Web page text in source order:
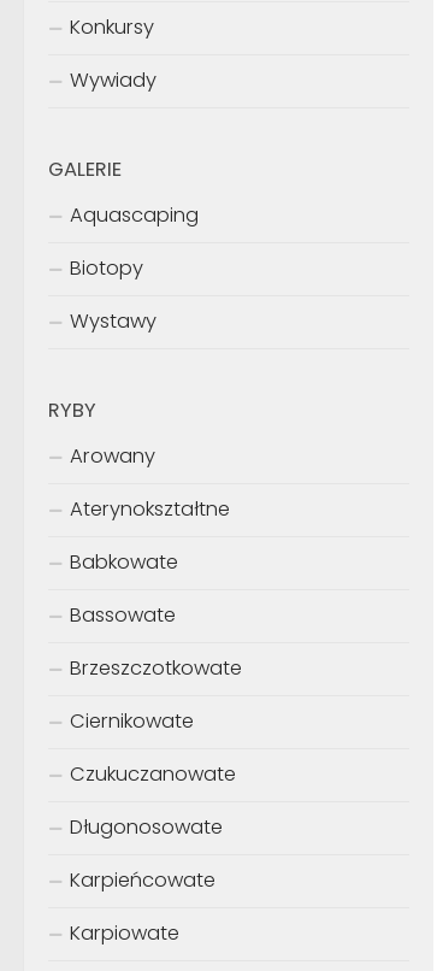
Konkursy
Wywiady
GALERIE
Aquascaping
Biotopy
Wystawy
RYBY
Arowany
Aterynokształtne
Babkowate
Bassowate
Brzeszczotkowate
Ciernikowate
Czukuczanowate
Długonosowate
Karpieńcowate
Karpiowate